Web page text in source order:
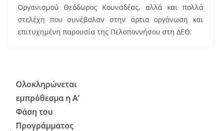
Οργανισμού Θεόδωρος Κουναδέας, αλλά και πολλά
στελέχη που συνέβαλαν στην άρτια οργάνωση και
επιτυχημένη παρουσία της Πελοποννήσου στη ΔΕΘ.
Ολοκληρώνεται
εμπρόθεσμα η Α’
Φάση του
Προγράμματος